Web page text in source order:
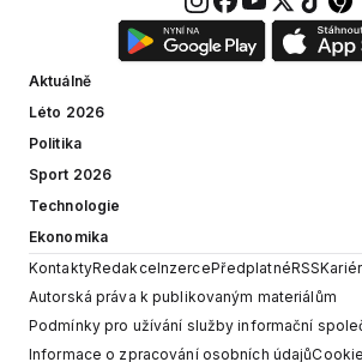
Aktuálně
Léto 2026
Politika
Sport 2026
Technologie
Ekonomika
KontaktyRedakceInzercePředplatnéRSS
Autorská práva k publikovaným materiálům
Podmínky pro užívání služby informační
Informace o zpracování osobních údajů